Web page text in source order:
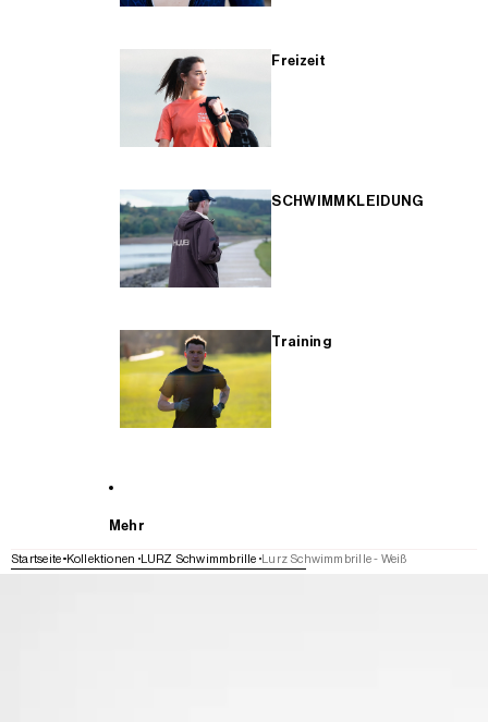
Freizeit
SCHWIMMKLEIDUNG
Training
Mehr
Startseite Kollektionen LURZ Schwimmbrille Lurz Schwimmbrille - Weiß
WEITER ZU DEN PRODUKTINFORMATIONEN